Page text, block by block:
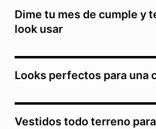
Dime tu mes de cumple y
look usar
Looks perfectos para una
Vestidos todo terreno